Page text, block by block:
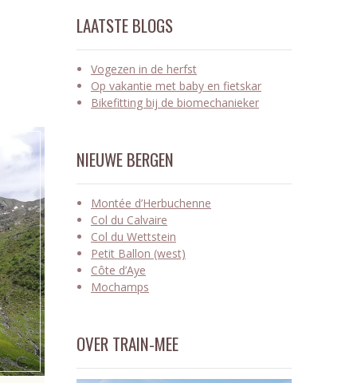
LAATSTE BLOGS
Vogezen in de herfst
Op vakantie met baby en fietskar
Bikefitting bij de biomechanieker
NIEUWE BERGEN
Montée d’Herbuchenne
Col du Calvaire
Col du Wettstein
Petit Ballon (west)
Côte d’Aye
Mochamps
OVER TRAIN-MEE